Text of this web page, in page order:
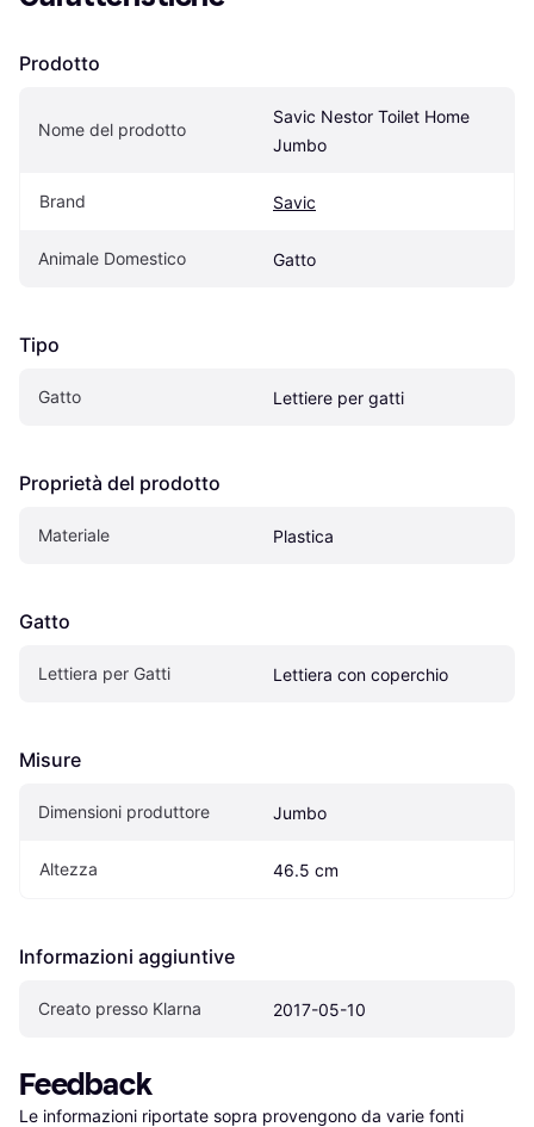
Prodotto
Nome del prodotto
Savic Nestor Toilet Home
Jumbo
Brand Savic
Animale Domestico Gatto
Tipo
Gatto Lettiere per gatti
Proprietà del prodotto
Materiale Plastica
Gatto
Lettiera per Gatti Lettiera con coperchio
Misure
Dimensioni produttore Jumbo
Altezza 46.5 cm
Informazioni aggiuntive
Creato presso Klarna 2017-05-10
Feedback
Le informazioni riportate sopra provengono da varie fonti